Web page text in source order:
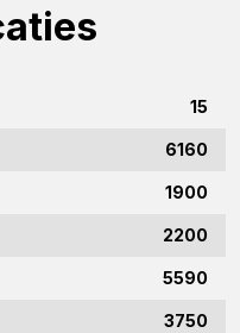
15
6160
1900
2200
5590
3750